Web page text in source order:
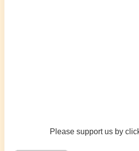
Please support us by